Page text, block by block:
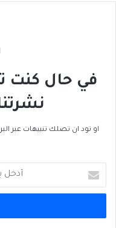
في حال كنت
او تود ان تصلك تنبيهات عبر
بريدك
الإلكتروني